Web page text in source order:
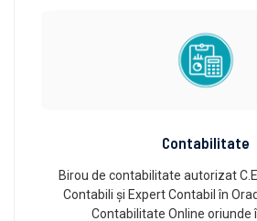
Contabilitate
Birou de contabilitate autorizat
Contabili și Expert Contabil în
Contabilitate Online oriunde